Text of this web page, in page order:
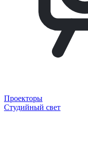
Проекторы
Студийный свет